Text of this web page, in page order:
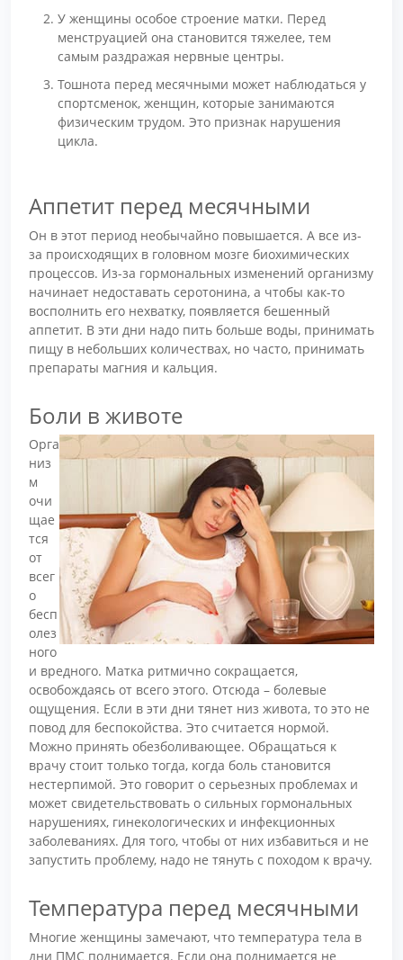
У женщины особое строение матки. Перед
менструацией она становится тяжелее, тем
самым раздражая нервные центры.
Тошнота перед месячными может наблюдаться у
спортсменок, женщин, которые занимаются
физическим трудом. Это признак нарушения
цикла.
Аппетит перед месячными
Он в этот период необычайно повышается. А все из-
за происходящих в головном мозге биохимических
процессов. Из-за гормональных изменений организму
начинает недоставать серотонина, а чтобы как-то
восполнить его нехватку, появляется бешенный
аппетит. В эти дни надо пить больше воды, принимать
пищу в небольших количествах, но часто, принимать
препараты магния и кальция.
Боли в животе
Орга
низ
м
очи
щае
тся
от
всег
о
бесп
олез
ного
и вредного. Матка ритмично сокращается,
освобождаясь от всего этого. Отсюда – болевые
ощущения. Если в эти дни тянет низ живота, то это не
повод для беспокойства. Это считается нормой.
Можно принять обезболивающее. Обращаться к
врачу стоит только тогда, когда боль становится
нестерпимой. Это говорит о серьезных проблемах и
может свидетельствовать о сильных гормональных
нарушениях, гинекологических и инфекционных
заболеваниях. Для того, чтобы от них избавиться и не
запустить проблему, надо не тянуть с походом к врачу.
Температура перед месячными
Многие женщины замечают, что температура тела в
дни ПМС поднимается. Если она поднимается не